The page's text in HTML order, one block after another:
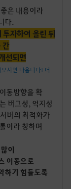
은 내용이라
다.
자하여 올린 뒤
간
선되면
시면 나옵니다! 더
동방향을 확
버그성, 억지성
버의 최적화가
이라 칭하며
이
이동으로
하기 힘들도록